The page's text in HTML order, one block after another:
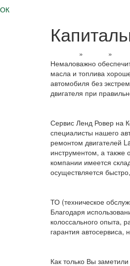
ОК
» »
Немаловажно
масла и топлива
автомобиля без
двигателя при
Сервис Ленд Ровер на
специалисты нашего
ремонтом двигателей
инструментом, а также
компании имеется
осуществляется
ТО (техническое
Благодаря
колоссального опыта,
гарантия автосервиса,
Как только Вы